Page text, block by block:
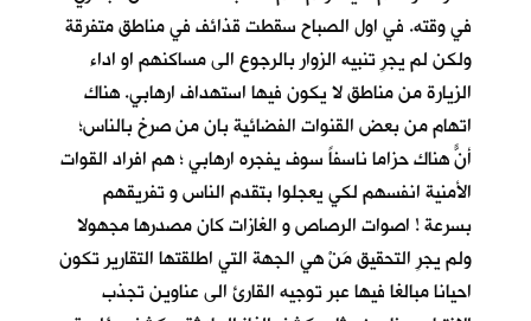
في وقته. في اول الصباح سقطت قذائف في مناطق متفرقة
ولكن لم يجرِ تنبيه الزوار بالرجوع الى مساكنهم او اداء
الزيارة من مناطق لا يكون فيها استهداف ارهابي. هناك
اتهام من بعض القنوات الفضائية بان من صرخ بالناس؛
أنّ هناك حزاماً ناسفاً سوف يفجره ارهابي ؛ هم افراد القوات
الأمنية انفسهم لكي يعجلوا بتقدم الناس و تفريقهم
بسرعة ! اصوات الرصاص و الغازات كان مصدرها مجهولا
ولم يجرِ التحقيق مَنْ هي الجهة التي اطلقتها التقارير تكون
احيانا مبالغا فيها عبر توجيه القارئ الى عناوين تجذب